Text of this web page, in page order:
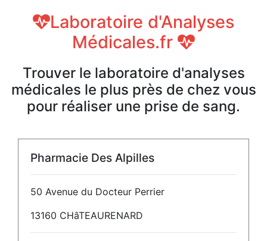
Laboratoire d'Analyses
Médicales.fr
Trouver le laboratoire d'analyses
médicales le plus près de chez vous
pour réaliser une prise de sang.
Pharmacie Des Alpilles
50 Avenue du Docteur Perrier
13160 CHâTEAURENARD